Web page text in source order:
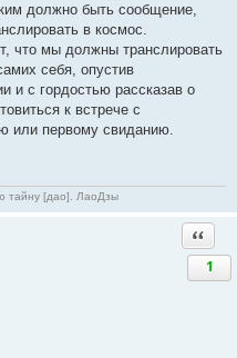
должно быть сообщение,
в космос.
что мы должны транслировать
себя, опустив
и с гордостью рассказав о
к встрече с
или первому свиданию.
тайну [дао]. ЛаоДзы
1